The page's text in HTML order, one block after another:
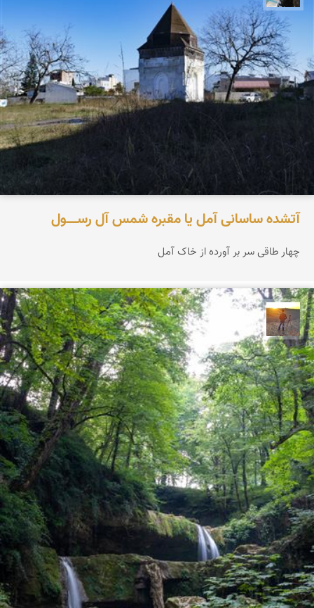
آتشده ساسانی آمل یا مقبره شمس آل‌ رســـــول
چهار طاقی سر بر آورده از خاک آمل